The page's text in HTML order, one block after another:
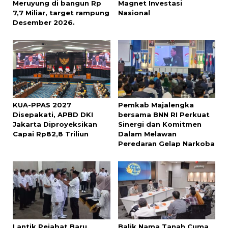
Meruyung di bangun Rp
7,7 Miliar, target rampung
Desember 2026.
Magnet Investasi
Nasional
KUA-PPAS 2027
Disepakati, APBD DKI
Jakarta Diproyeksikan
Capai Rp82,8 Triliun
Pemkab Majalengka
bersama BNN RI Perkuat
Sinergi dan Komitmen
Dalam Melawan
Peredaran Gelap Narkoba